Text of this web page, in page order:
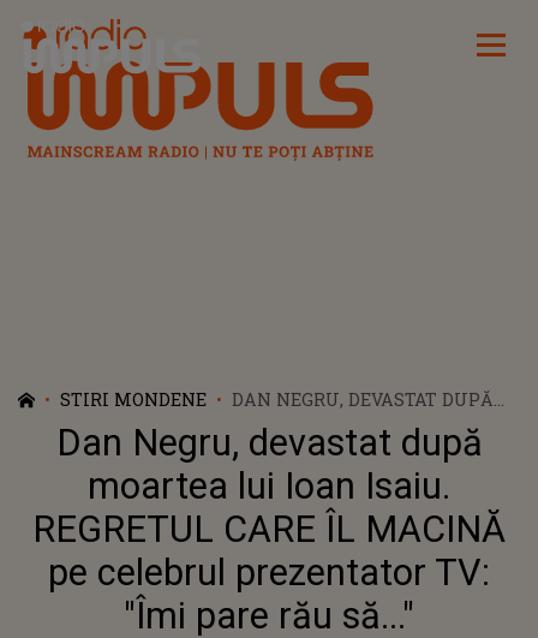
Radio Impuls
STIRI MONDENE
DAN NEGRU, DEVASTAT DUPĂ
MOARTEA LUI IOAN ISAIU.
REGRETUL CARE ÎL MACINĂ PE
CELEBRUL PREZENTATOR TV:
"ÎMI PARE RĂU SĂ..."
Dan Negru, devastat după
moartea lui Ioan Isaiu.
REGRETUL CARE ÎL MACINĂ
pe celebrul prezentator TV:
"Îmi pare rău să..."